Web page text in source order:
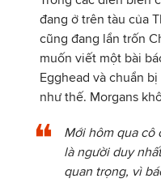
đang ở trên tàu của
cũng đang lẩn trốn
muốn viết một bài
Egghead và chuẩn
như thế. Morgans
Mới hôm qua cô
là người duy
quan trọng, vì